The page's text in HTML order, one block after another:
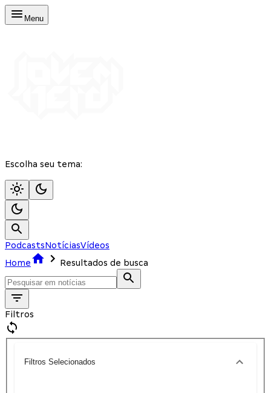
Menu
Escolha seu tema:
PodcastsNotíciasVídeos
Home
Resultados de busca
Filtros
Filtros Selecionados